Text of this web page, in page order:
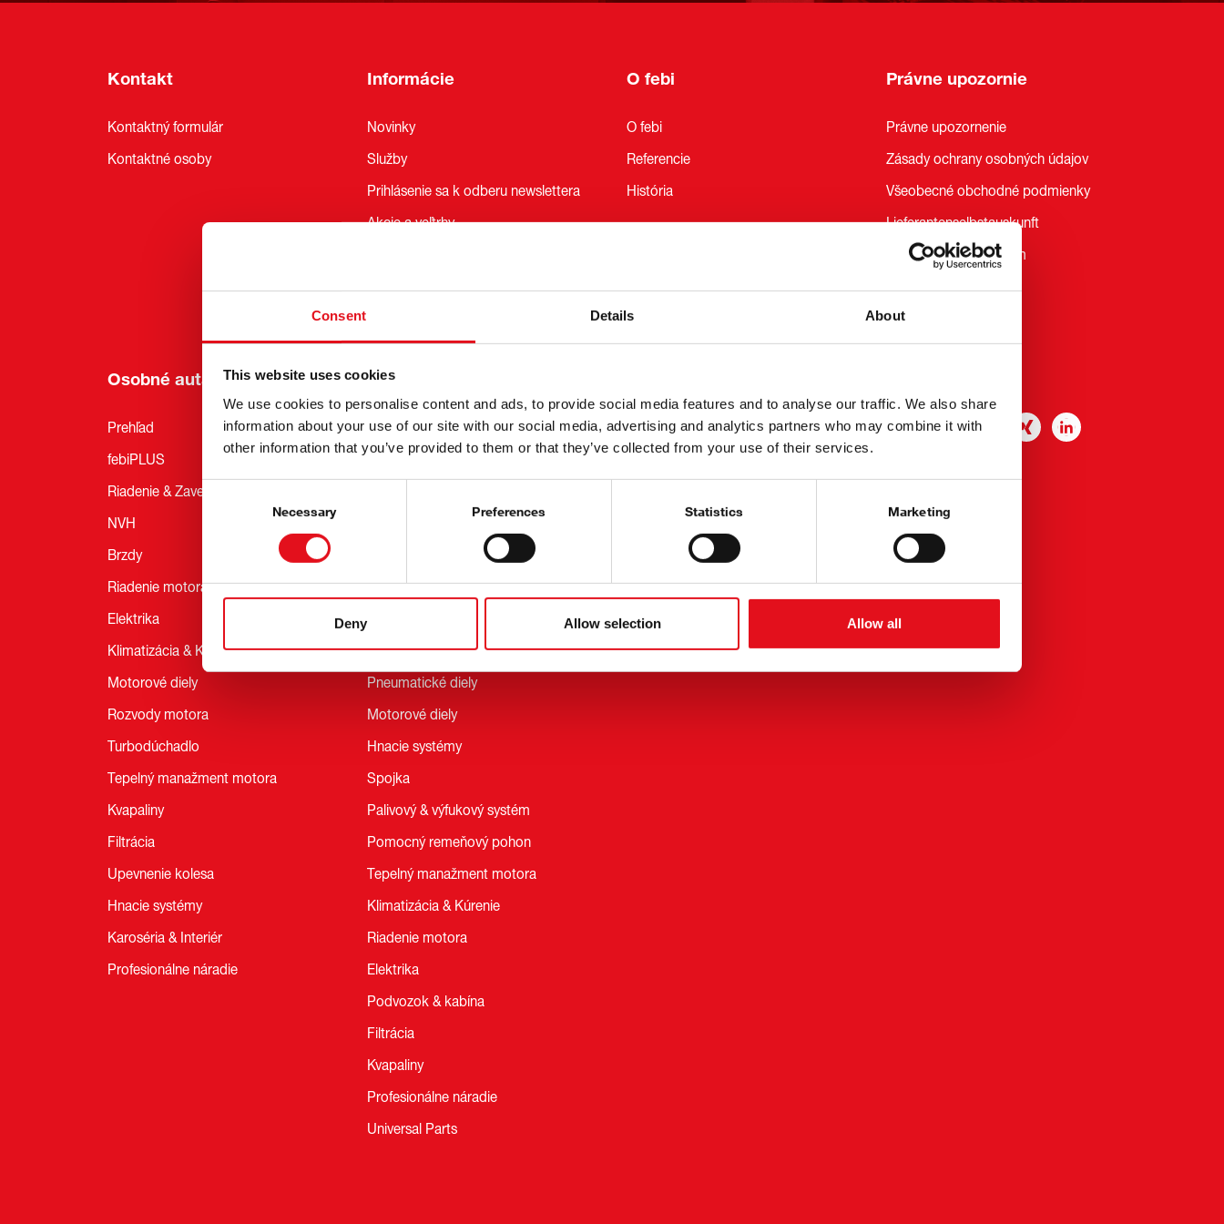
Consent Details About
This website uses cookies
We use cookies to personalise content and ads, to provide social media features and to analyse our traffic. We also share
information about your use of our site with our social media, advertising and analytics partners who may combine it with
other information that you’ve provided to them or that they’ve collected from your use of their services.
Consent
Necessary Preferences Statistics Marketing
Deny Allow selection Allow all
Kontakt
Kontaktný formulár
Kontaktné osoby
Informácie
Novinky
Služby
Prihlásenie sa k odberu newslettera
Akcie a veľtrhy
O febi
O febi
Referencie
História
Právne upozornie
Právne upozornenie
Zásady ochrany osobných údajov
Všeobecné obchodné podmienky
Lieferantenselbstauskunft
Whistleblower Platform
Osobné autá
Prehľad
febiPLUS
Riadenie & Zavesenie
NVH
Brzdy
Riadenie motora
Elektrika
Klimatizácia & Kúrenie
Motorové diely
Rozvody motora
Turbodúchadlo
Tepelný manažment motora
Kvapaliny
Filtrácia
Upevnenie kolesa
Hnacie systémy
Karoséria & Interiér
Profesionálne náradie
Nákladné vozy
Prehľad
Upevnenie kolesa
Odpruženie podvozku
Pneumatické diely
Motorové diely
Hnacie systémy
Spojka
Palivový & výfukový systém
Pomocný remeňový pohon
Tepelný manažment motora
Klimatizácia & Kúrenie
Riadenie motora
Elektrika
Podvozok & kabína
Filtrácia
Kvapaliny
Profesionálne náradie
Universal Parts
Prehľad